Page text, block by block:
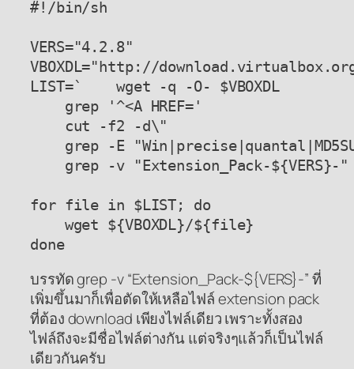
#!/bin/sh
VERS="4.2.8"
VBOXDL="http://
LIST=`    wget -q -O- $VBOXDL
grep '^<A HREF='
cut -f2 -d\"
grep -E
grep -v "Extension_Pack-${VERS}-"
for file in $LIST; do
wget ${VBOXDL}/${file}
done
บรรทัด grep -v “Extension_Pack-${VERS}-” ที่
เพิ่มขึ้นมาก็เพื่อตัดให้เหลือไฟล์ extension pack
ที่ต้อง download เพียงไฟล์เดียว เพราะทั้งสอง
ไฟล์ถึงจะมีชื่อไฟล์ต่างกัน แต่จริงๆแล้วก็เป็นไฟล์
เดียวกันครับ